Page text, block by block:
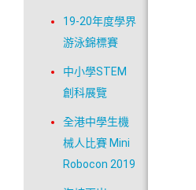
19-20年度學界
游泳錦標賽
中小學STEM
創科展覽
全港中學生機
械人比賽 Mini
Robocon 2019